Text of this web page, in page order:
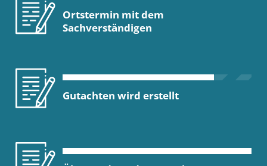
Ortstermin mit dem
Sachverständigen
Gutachten wird erstellt